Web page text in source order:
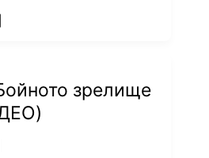
favorites
зрелище
favorites